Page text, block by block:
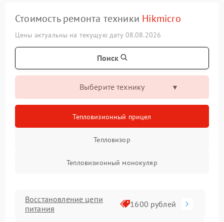
Стоимость ремонта техники Hikmicro
Цены актуальны на текущую дату 08.08.2026
Поиск
Выберите технику
Тепловизионный прицел
Тепловизор
Тепловизионный монокуляр
Восстановление цепи
питания
1600 рублей